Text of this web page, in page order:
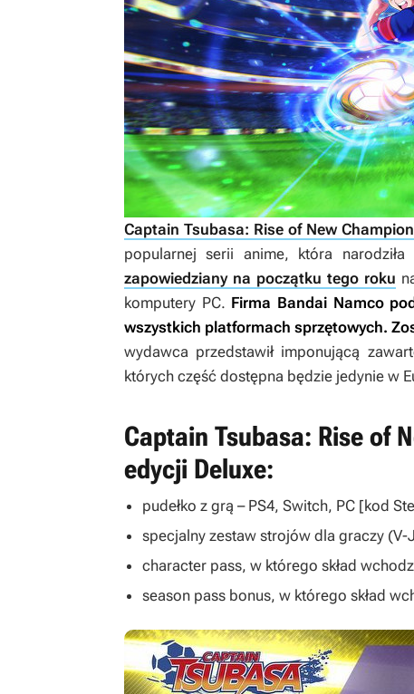
Captain Tsubasa: Rise of New
popularnej serii anime, która
zapowiedziany na początku tego roku
komputery PC. Firma Bandai Namco
wszystkich platformach sprzętowych.
wydawca przedstawił imponującą
których część dostępna będzie jedynie w
Captain Tsubasa: Rise of
edycji Deluxe:
pudełko z grą – PS4, Switch, PC [kod
specjalny zestaw strojów dla graczy (V-
character pass, w którego skład
season pass bonus, w którego skład